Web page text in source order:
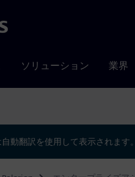
ソリューション 業界
動翻訳を使用して表示されます